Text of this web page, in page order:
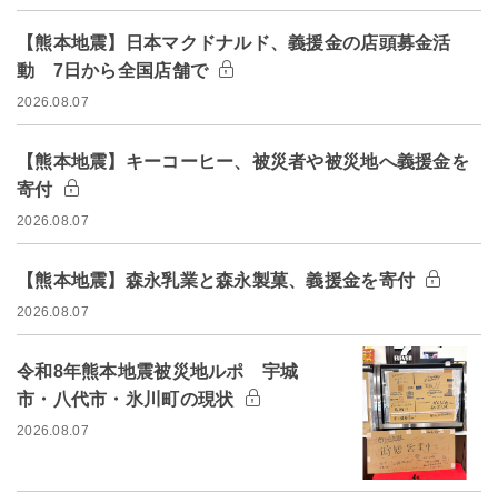
【熊本地震】日本マクドナルド、義援金の店頭募金活
動 7日から全国店舗で
2026.08.07
【熊本地震】キーコーヒー、被災者や被災地へ義援金を
寄付
2026.08.07
【熊本地震】森永乳業と森永製菓、義援金を寄付
2026.08.07
令和8年熊本地震被災地ルポ 宇城
市・八代市・氷川町の現状
2026.08.07